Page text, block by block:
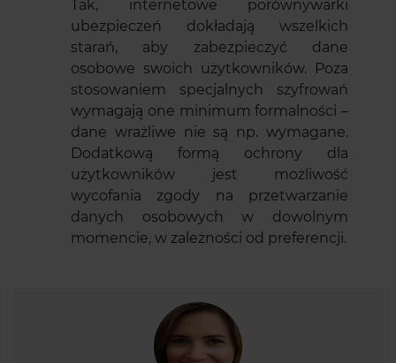
Tak, internetowe porównywarki
ubezpieczeń dokładają wszelkich
starań, aby zabezpieczyć dane
osobowe swoich użytkowników. Poza
stosowaniem specjalnych szyfrowań
wymagają one minimum formalności –
dane wrażliwe nie są np. wymagane.
Dodatkową formą ochrony dla
użytkowników jest możliwość
wycofania zgody na przetwarzanie
danych osobowych w dowolnym
momencie, w zależności od preferencji.